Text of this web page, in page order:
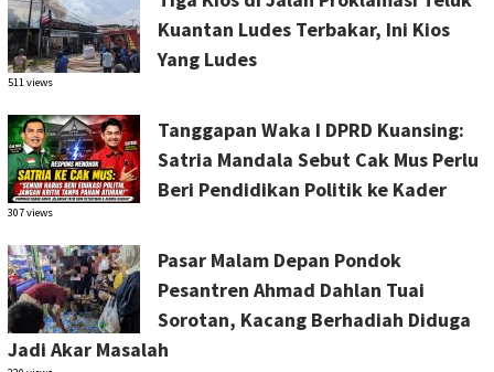
Kuantan Ludes Terbakar, Ini Kios
Yang Ludes
511 views
Tanggapan Waka I DPRD Kuansing:
Satria Mandala Sebut Cak Mus Perlu
Beri Pendidikan Politik ke Kader
307 views
Pasar Malam Depan Pondok
Pesantren Ahmad Dahlan Tuai
Sorotan, Kacang Berhadiah Diduga
Jadi Akar Masalah